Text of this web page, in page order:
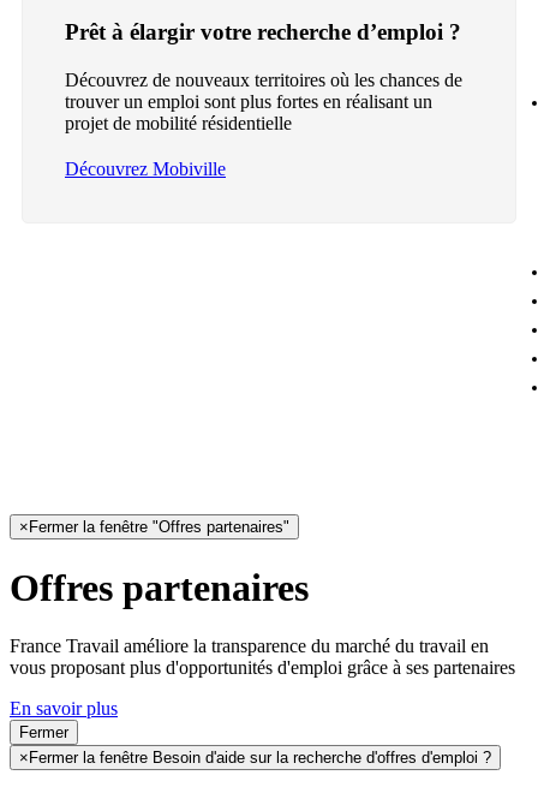
Prêt à élargir votre recherche d’emploi ?
Découvrez de nouveaux territoires où les chances de
trouver un emploi sont plus fortes en réalisant un
projet de mobilité résidentielle
Découvrez Mobiville
× Fermer la fenêtre "Offres partenaires"
Offres partenaires
France Travail améliore la transparence du marché du travail en
vous proposant plus d'opportunités d'emploi grâce à ses partenaires
En savoir plus
Fermer
× Fermer la fenêtre Besoin d'aide sur la recherche d'offres d'emploi ?